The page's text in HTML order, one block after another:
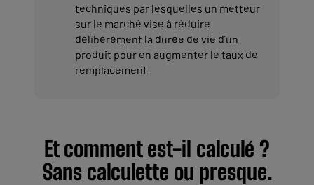
techniques par lesquelles un metteur
sur le marché vise à réduire
délibérément la durée de vie d’un
produit pour en augmenter le taux de
remplacement.
Et comment est-il calculé ?
Sans calculette ou presque.